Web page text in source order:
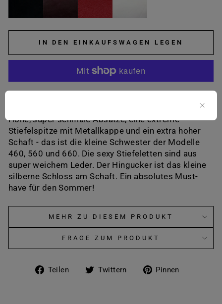
IN DEN EINKAUFSWAGEN LEGEN
Hohe, super schmale Absätze, eine extreme
Stiefelspitze mit Metallkappe und ein extra hoher
Schaft - das ist die kleine Schwester der Modelle
460, 560 und 660. Die sexy Stiefeletten sind aus
super weichem Leder. Der Hingucker ist das kleine
silberne Schloss am Schaft. Ein absolutes Must-
have für den Sommer!
MEHR ZU DIESEM PRODUKT
FRAGE ZUM PRODUKT
Teilen
Auf
Twittern
Auf
Pinnen